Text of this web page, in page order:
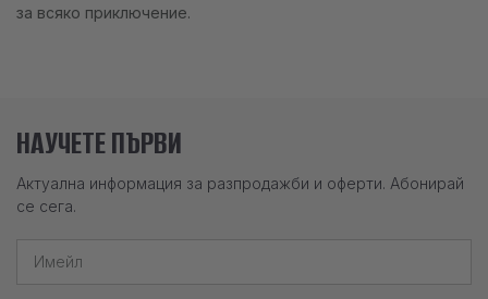
за всяко приключение.
НАУЧЕТЕ ПЪРВИ
Актуална информация за разпродажби и оферти. Абонирай
се сега.